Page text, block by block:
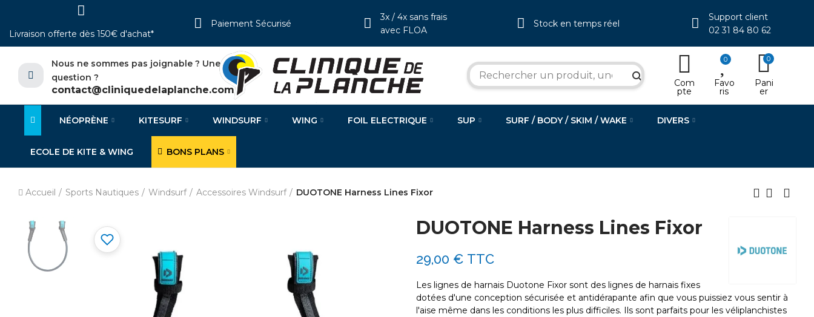
Livraison offerte dès 150€ d'achat*
Paiement Sécurisé
3x / 4x sans frais
avec FLOA
Stock en temps réel
Support client
02 31 84 80 62
Nous ne sommes pas joignable ? Une
question ?
contact@cliniquedelaplanche.com
search Com
pte
0
Favo
ris
0
Pani
er
NÉOPRÈNE KITESURF WINDSURF WING FOIL ELECTRIQUE SUP SURF / BODY / SKIM / WAKE DIVERS
ECOLE DE KITE & WING BONS PLANS
Accueil Sports Nautiques Windsurf Accessoires Windsurf DUOTONE Harness Lines Fixor
DUOTONE Harness Lines Fixor
29,00 € TTC
Les lignes de harnais Duotone Fixor sont des lignes de harnais fixes
dotées d'une conception sécurisée et antidérapante afin que vous puissiez vous sentir à
l'aise même dans les conditions les plus difficiles. Ils sont parfaits pour les véliplanchistes